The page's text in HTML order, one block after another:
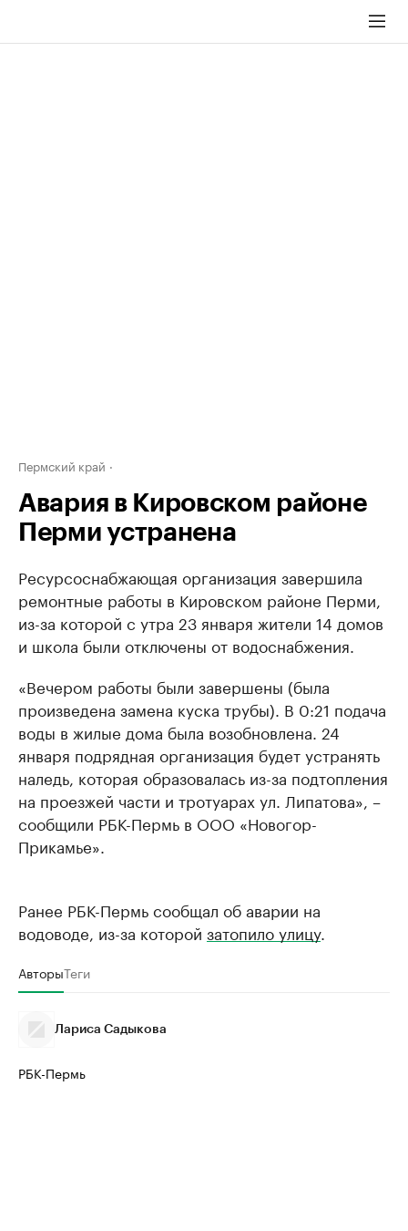
Пермский край
Авария в Кировском районе
Перми устранена
Ресурсоснабжающая организация завершила
ремонтные работы в Кировском районе Перми,
из-за которой с утра 23 января жители 14 домов
и школа были отключены от водоснабжения.
«Вечером работы были завершены (была
произведена замена куска трубы). В 0:21 подача
воды в жилые дома была возобновлена. 24
января подрядная организация будет устранять
наледь, которая образовалась из-за подтопления
на проезжей части и тротуарах ул. Липатова», –
сообщили РБК-Пермь в ООО «Новогор-
Прикамье».
Ранее РБК-Пермь сообщал об аварии на
водоводе, из-за которой затопило улицу.
АвторыТеги
Лариса Садыкова
РБК-Пермь